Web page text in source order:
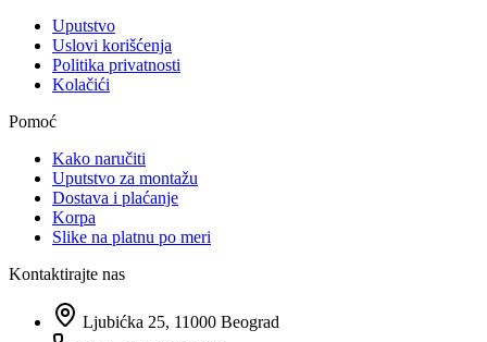
Uputstvo
Uslovi korišćenja
Politika privatnosti
Kolačići
Pomoć
Kako naručiti
Uputstvo za montažu
Dostava i plaćanje
Korpa
Slike na platnu po meri
Kontaktirajte nas
Ljubićka 25, 11000 Beograd